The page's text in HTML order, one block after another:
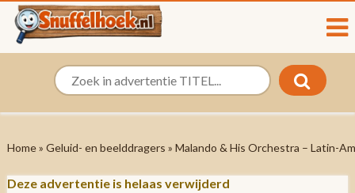
Home» Geluid- en beelddragers » Malando & His Orchestra – Latin-
Deze advertentie is helaas verwijderd